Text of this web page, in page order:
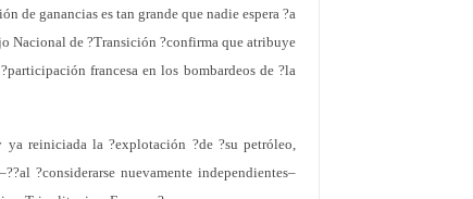
de ganancias es tan grande que nadie espera ?a
Nacional de ?Transición ?confirma que atribuye
francesa en los bombardeos de ?la
reiniciada la ?explotación ?de ?su petróleo,
?considerarse nuevamente independientes–